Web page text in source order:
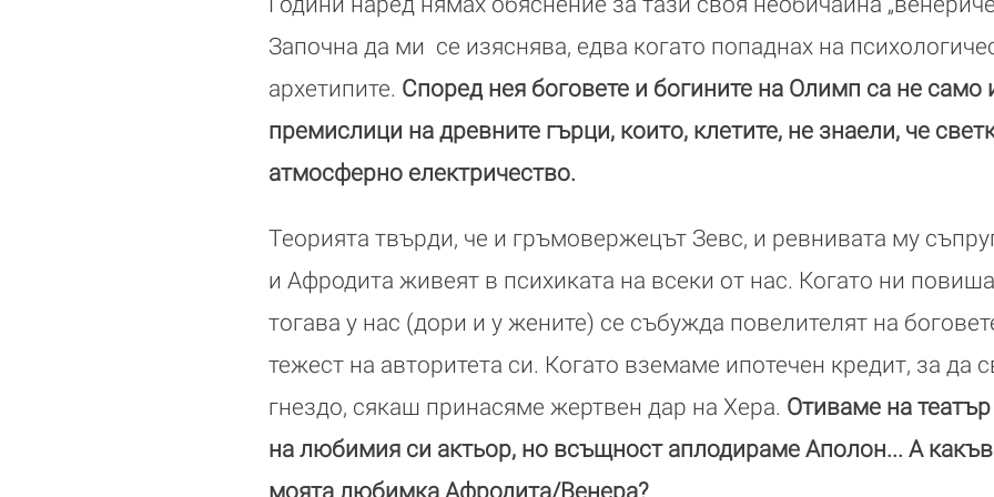
Започна да ми се изяснява, едва когато попаднах на
архетипите. Според нея боговете и богините на Олимп са не само
премислици на древните гърци, които, клетите, не знаели, че
атмосферно електричество.
Теорията твърди, че и гръмовержецът Зевс, и ревнивата му
и Афродита живеят в психиката на всеки от нас. Когато ни
тогава у нас (дори и у жените) се събужда повелителят на
тежест на авторитета си. Когато вземаме ипотечен кредит, за да
гнездо, сякаш принасяме жертвен дар на Хера. Отиваме на
на любимия си актьор, но всъщност аплодираме Аполон... А какъв
моята любимка Афродита/Венера?